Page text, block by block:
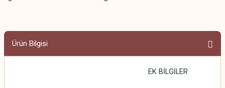
Ürün Bilgisi
EK BİLGİLER